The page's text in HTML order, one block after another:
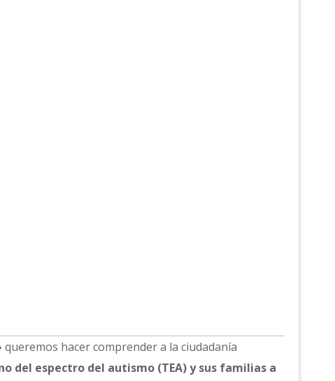
queremos hacer comprender a la ciudadanía
del espectro del autismo (TEA) y sus familias a